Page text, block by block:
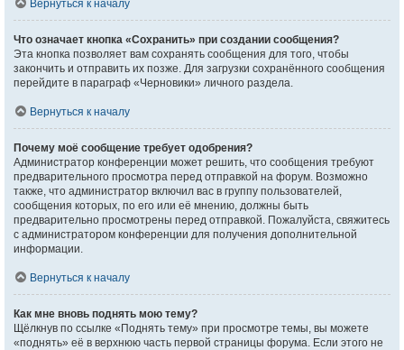
Вернуться к началу
Что означает кнопка «Сохранить» при создании сообщения?
Эта кнопка позволяет вам сохранять сообщения для того, чтобы
закончить и отправить их позже. Для загрузки сохранённого сообщения
перейдите в параграф «Черновики» личного раздела.
Вернуться к началу
Почему моё сообщение требует одобрения?
Администратор конференции может решить, что сообщения требуют
предварительного просмотра перед отправкой на форум. Возможно
также, что администратор включил вас в группу пользователей,
сообщения которых, по его или её мнению, должны быть
предварительно просмотрены перед отправкой. Пожалуйста, свяжитесь
с администратором конференции для получения дополнительной
информации.
Вернуться к началу
Как мне вновь поднять мою тему?
Щёлкнув по ссылке «Поднять тему» при просмотре темы, вы можете
«поднять» её в верхнюю часть первой страницы форума. Если этого не